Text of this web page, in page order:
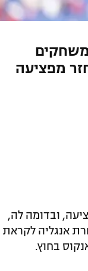
מפציעה
ובדומה לה,
אנגליה לקראת
בחוץ.